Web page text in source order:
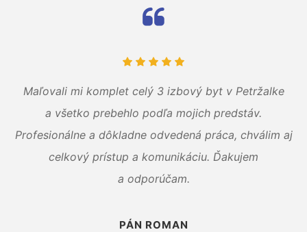
Maľovali mi komplet celý 3 izbový byt v Petržalke
a všetko prebehlo podľa mojich predstáv.
Profesionálne a dôkladne odvedená práca, chválim aj
celkový prístup a komunikáciu. Ďakujem
a odporúčam.
PÁN ROMAN